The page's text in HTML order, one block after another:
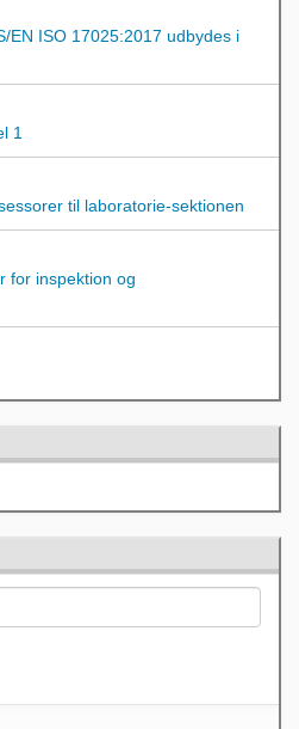
EN ISO 17025:2017 udbydes i
1
til laboratorie-sektionen
for inspektion og